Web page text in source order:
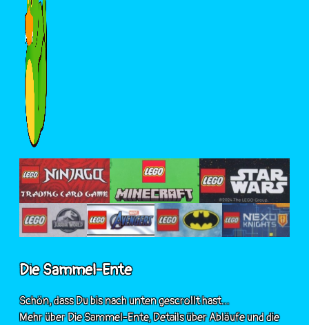
Die Sammel-Ente
Schön, dass Du bis nach unten gescrollt hast...
Mehr über Die Sammel-Ente, Details über Abläufe und die